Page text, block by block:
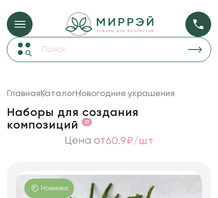
Упаковка для цветов и подарков Упаковка для
Декор для дома
Искусственные цветы и растения
ГлавнаяКаталогНовогодние украшения
Наборы для создания
композиций
21
Цена от60.9₽/шт
Новинка